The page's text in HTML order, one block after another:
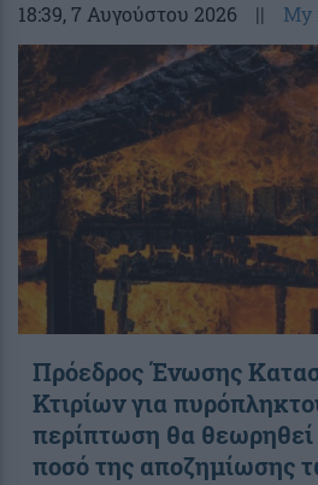
18:39, 7 Αυγούστου 2026 || My
Πρόεδρος Ένωσης
Κτιρίων για
περίπτωση θα
ποσό της αποζημίωσης